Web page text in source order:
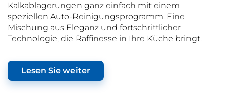
Kalkablagerungen ganz einfach mit einem
speziellen Auto-Reinigungsprogramm. Eine
Mischung aus Eleganz und fortschrittlicher
Technologie, die Raffinesse in Ihre Küche bringt.
Lesen Sie weiter